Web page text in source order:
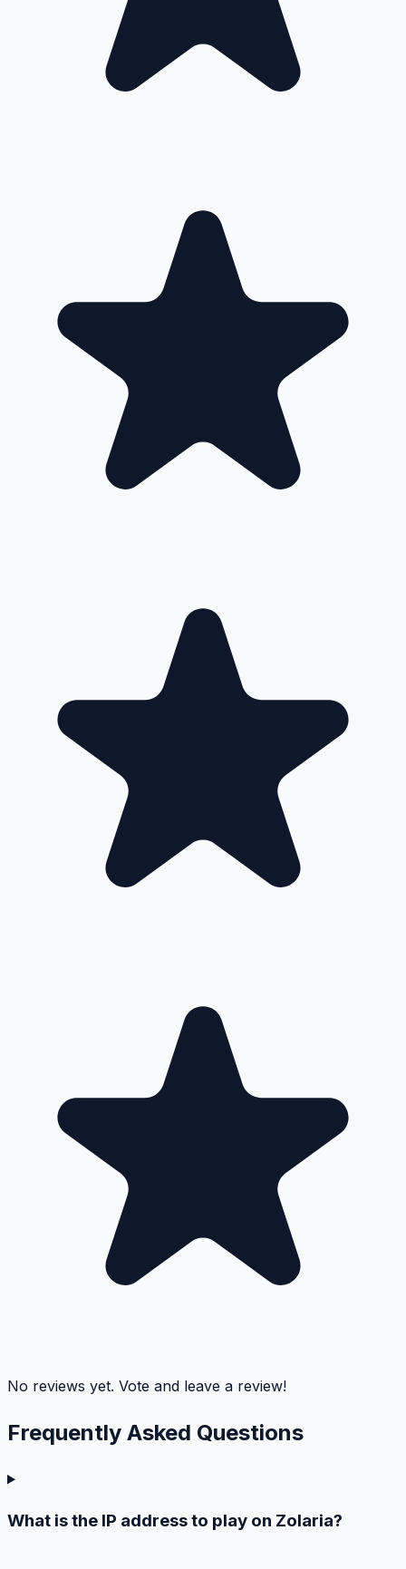
No reviews yet. Vote and leave a review!
Frequently Asked Questions
What is the IP address to play on Zolaria?